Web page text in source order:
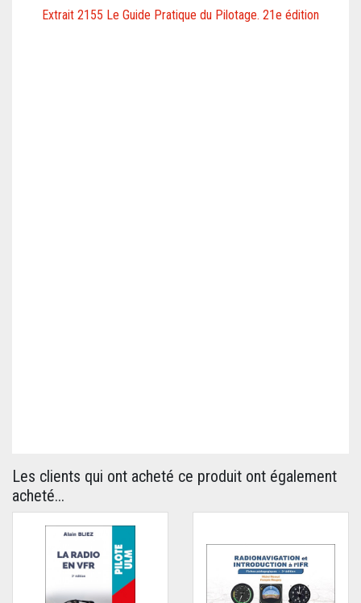
Extrait 2155 Le Guide Pratique du Pilotage. 21e édition
Les clients qui ont acheté ce produit ont également
acheté...